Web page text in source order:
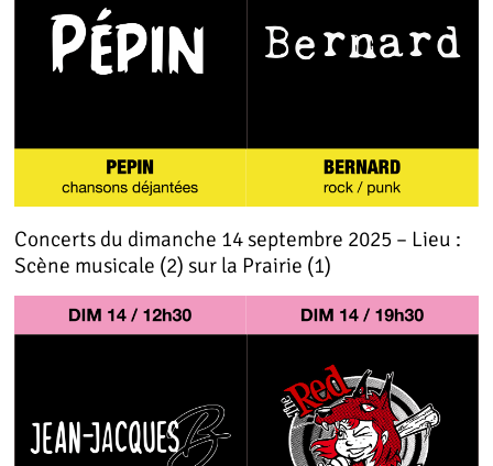
Concerts du dimanche 14 septembre 2025 – Lieu :
Scène musicale (2) sur la Prairie (1)